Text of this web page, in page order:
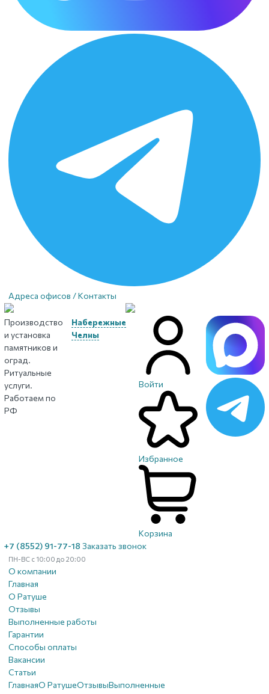
Адреса офисов / Контакты
Производство
и установка
памятников и
оград.
Ритуальные
услуги.
Работаем по
РФ
Набережные
Челны
Войти
Избранное
Корзина
+7 (8552) 91-77-18 Заказать звонок
ПН-ВС с 10:00 до 20:00
О компании
Главная
О Ратуше
Отзывы
Выполненные работы
Гарантии
Способы оплаты
Вакансии
Статьи
ГлавнаяО РатушеОтзывыВыполненные